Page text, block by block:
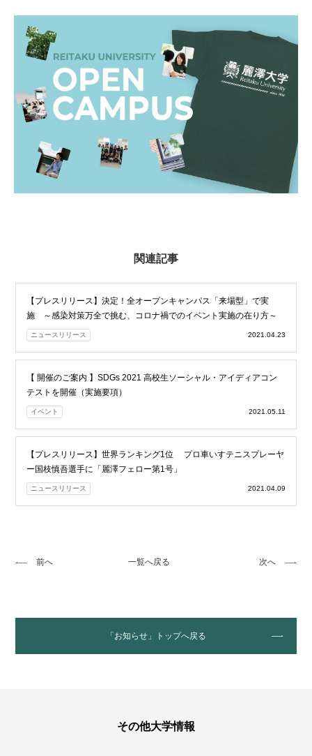
関連記事
【プレスリリース】決定！全オープンキャンパス「来場型」で実
施 ～感染対策万全で挑む、コロナ禍でのイベント実施の在り方～
ニュースリリース 2021.04.23
【 開催のご案内 】SDGs 2021 高校生ソーシャル・アイディアコン
テストを開催（実施要項）
イベント 2021.05.11
【プレスリリース】世界ランキング1位 プロ車いすテニスプレーヤ
ー国枝慎吾選手に「麗澤フェロー第1号」
ニュースリリース 2021.04.09
前へ 一覧へ戻る 次へ
「お知らせ」トップへ戻る
その他大学情報